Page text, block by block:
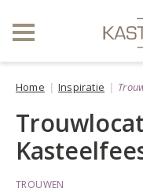
Home Inspiratie
TROUWEN